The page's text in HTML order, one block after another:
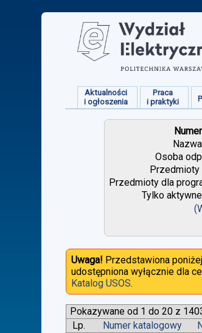
Aktualności
i ogłoszenia
Praca
i praktyki
Osoba
Przedmioty
Przedmioty dla
Tylko
Uwaga! Przedstawiona
udostępniona wyłącznie dla
Katalog USOS.
Pokazywane od 1 do 20 z
Lp.
Numer katalogowy